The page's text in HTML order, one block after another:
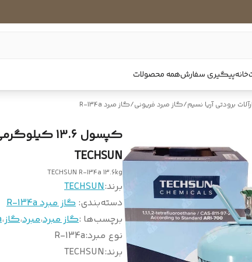
خانهپیگیری سفارشهمه محصولات
برودتی آریا نسیم/گاز مبرد فریونی/گاز مبرد R-134a
TECHSUN
TECHSUN R-134a 13.6kg
برند:TECHSUN
دسته‌بندی: گاز مبرد R-134a
برچسب‌ها :گاز مبرد،مبرد،گاز،
نوع مبرد:
R-134a
برند:
TECHSUN